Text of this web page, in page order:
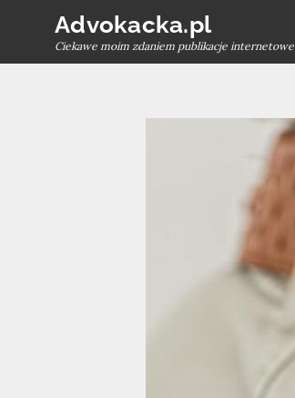
content
Advokacka.pl
Ciekawe moim zdaniem publikacje internetowe